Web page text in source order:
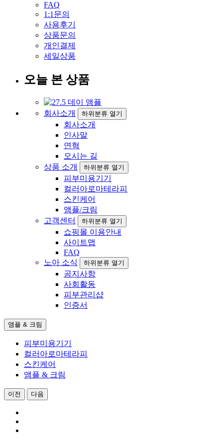
FAQ
1:1문의
사용후기
상품문의
개인결제
세일상품
오늘 본 상품
회사소개 하위분류 열기
회사소개
인사말
연혁
오시는 길
상품 소개
하위분류 열기
피부미용기기
컬러아로마테라피
스킨케어
앰플/크림
고객센터
하위분류 열기
쇼핑몰 이용안내
사이트맵
FAQ
노아 소식
하위분류 열기
공지사항
사회활동
피부관리샵
인증서
앰플 & 크림
피부미용기기
컬러아로마테라피
스킨케어
앰플 & 크림
이전 다음